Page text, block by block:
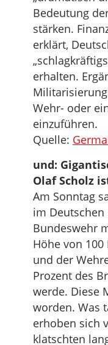
Bedeutung
stärken.
erklärt,
erhalten.
Wehr- oder
einzuführen.
Quelle:
und:
Olaf Scholz
Am Sonntag
im Deutschen
Bundeswehr
Höhe von
und der
Prozent des
werde. Diese
worden. Was
erhoben sich
klatschten